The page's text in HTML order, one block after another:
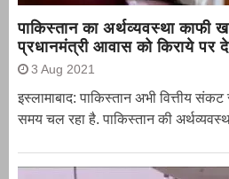
पाकिस्तान का अर्थव्यवस्था काफी
प्रधानमंत्री आवास को किराये पर
3 Aug 2021
इस्लामाबाद: पाकिस्तान अभी वित्तीय
समय चल रहा है. पाकिस्तान की